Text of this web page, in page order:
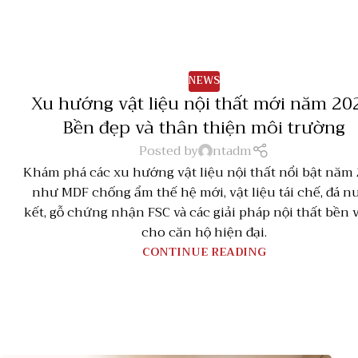
NEWS
Xu hướng vật liệu nội thất mới năm
Bền đẹp và thân thiện môi trường
Posted by
ntadm
Khám phá các xu hướng vật liệu nội thất nổi bật năm
như MDF chống ẩm thế hệ mới, vật liệu tái chế, đá
kết, gỗ chứng nhận FSC và các giải pháp nội thất bền
cho căn hộ hiện đại.
CONTINUE READING